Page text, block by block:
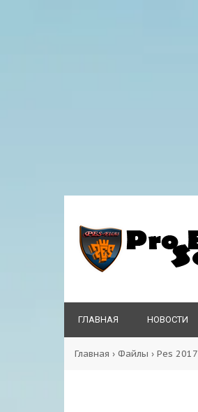
ГЛАВНАЯ НОВОСТИ
Главная › Файлы › Pes 2017